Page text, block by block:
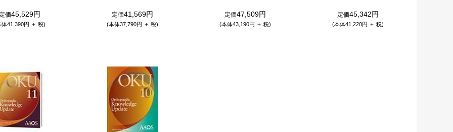
価45,529円
体41,390円 ＋ 税)
定価41,569円
(本体37,790円 ＋ 税)
定価47,509円
(本体43,190円 ＋ 税)
定価45,342円
(本体41,220円 ＋ 税)